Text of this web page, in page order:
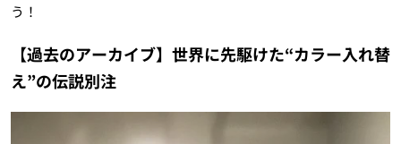
う！
【過去のアーカイブ】世界に先駆けた“カラー入れ替
え”の伝説別注